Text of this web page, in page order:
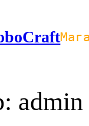
admin